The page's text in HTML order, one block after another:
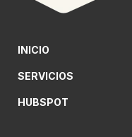
INICIO
SERVICIOS
HUBSPOT